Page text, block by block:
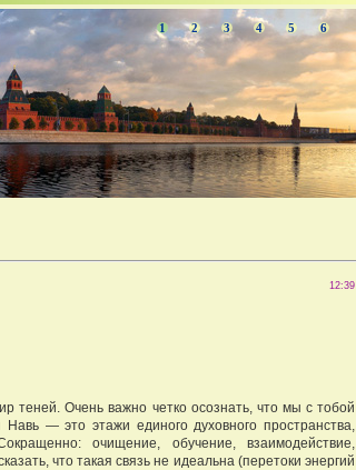
1 2 3 4 5 6
12:39
Очень важно четко осознать, что мы с тобой
— это этажи единого духовного пространства,
очищение, обучение, взаимодействие,
что такая связь не идеальна (перетоки энергий